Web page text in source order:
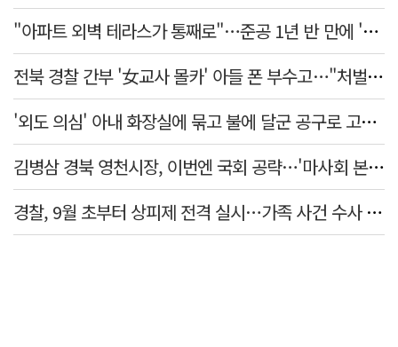
"아파트 외벽 테라스가 통째로"…준공 1년 반 만에 '아찔 사고'
전북 경찰 간부 '女교사 몰카' 아들 폰 부수고…"처벌 못하는 사안" 내부망에 글
'외도 의심' 아내 화장실에 묶고 불에 달군 공구로 고문…남편 검거
김병삼 경북 영천시장, 이번엔 국회 공략…'마사회 본사 이전·광역교통망 확충' 요청
경찰, 9월 초부터 상피제 전격 실시…가족 사건 수사 못해